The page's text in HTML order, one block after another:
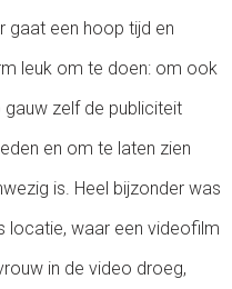
gaat een hoop tijd en
leuk om te doen: om ook
zelf de publiciteit
en om te laten zien
is. Heel bijzonder was
locatie, waar een videofilm
in de video droeg,